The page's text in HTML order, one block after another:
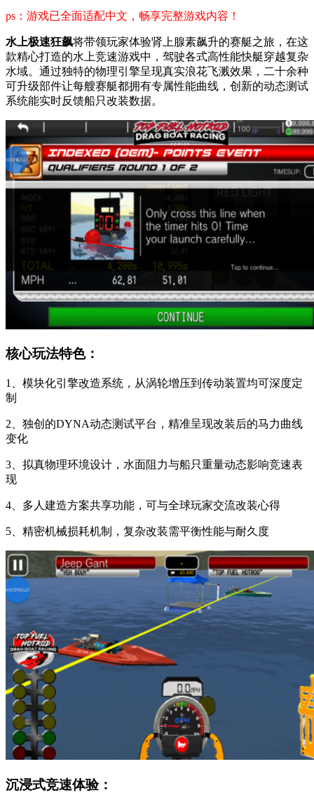
ps：游戏已全面适配中文，畅享完整游戏内容！
水上极速狂飙将带领玩家体验肾上腺素飙升的赛艇之旅，在这
款精心打造的水上竞速游戏中，驾驶各式高性能快艇穿越复杂
水域。通过独特的物理引擎呈现真实浪花飞溅效果，二十余种
可升级部件让每艘赛艇都拥有专属性能曲线，创新的动态测试
系统能实时反馈船只改装数据。
核心玩法特色：
1、模块化引擎改造系统，从涡轮增压到传动装置均可深度定
制
2、独创的DYNA动态测试平台，精准呈现改装后的马力曲线
变化
3、拟真物理环境设计，水面阻力与船只重量动态影响竞速表
现
4、多人建造方案共享功能，可与全球玩家交流改装心得
5、精密机械损耗机制，复杂改装需平衡性能与耐久度
沉浸式竞速体验：